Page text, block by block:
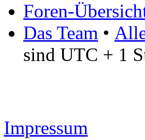
Foren-
Das Team •
sind UTC + 1
Impressum